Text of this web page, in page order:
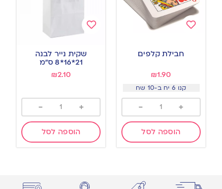
wishlist
חבילת קלפים
₪1.90
קנו 6 יח ב-10 שח
+
-
הוספה לסל
wishlist
שקית נייר לבנה
21*16*8 ס”מ
₪2.10
+
-
הוספה לסל